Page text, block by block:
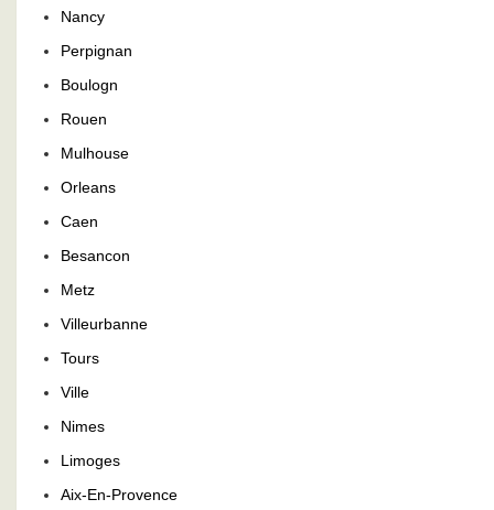
Nancy
Perpignan
Boulogn
Rouen
Mulhouse
Orleans
Caen
Besancon
Metz
Villeurbanne
Tours
Ville
Nimes
Limoges
Aix-En-Provence